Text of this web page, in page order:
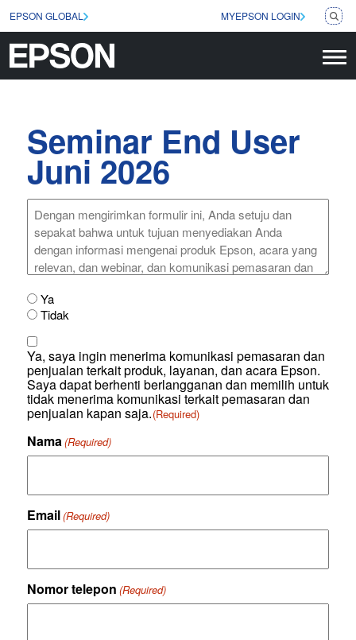
EPSON GLOBAL MYEPSON LOGIN
Seminar End User
Juni 2026
Dengan
mengirimkan
formulir
ini,
Anda
setuju
dan
sepakat
bahwa
untuk
tujuan
menyediakan
Anda
dengan
informasi
mengenai
produk
Epson,
acara
relevan,
webinar,
dan
penjualan
terkait
PDPA
(Required)
Ya
Tidak
Consent
(Required)
Ya, saya ingin menerima komunikasi pemasaran dan
penjualan terkait produk, layanan, dan acara Epson.
Saya dapat berhenti berlangganan dan memilih untuk
tidak menerima komunikasi terkait pemasaran dan
penjualan kapan saja.(Required)
Nama(Required)
Email(Required)
Nomor telepon (Required)